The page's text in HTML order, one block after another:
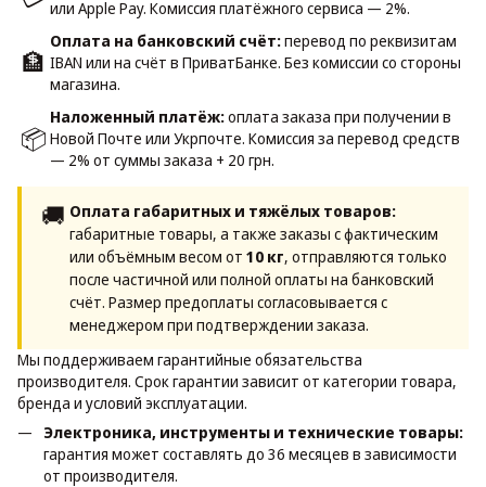
или Apple Pay. Комиссия платёжного сервиса — 2%.
🏦
Оплата на банковский счёт:перевод по реквизитам
IBAN или на счёт в ПриватБанке. Без комиссии со стороны
магазина.
📦
Наложенный платёж:оплата заказа при получении в
Новой Почте или Укрпочте. Комиссия за перевод средств
— 2% от суммы заказа + 20 грн.
🚚 Оплата габаритных и тяжёлых товаров:
габаритные товары, а также заказы с фактическим
или объёмным весом от 10 кг, отправляются только
после частичной или полной оплаты на банковский
счёт. Размер предоплаты согласовывается с
менеджером при подтверждении заказа.
Мы поддерживаем гарантийные обязательства
производителя. Срок гарантии зависит от категории товара,
бренда и условий эксплуатации.
Электроника, инструменты и технические товары:
гарантия может составлять до 36 месяцев в зависимости
от производителя.